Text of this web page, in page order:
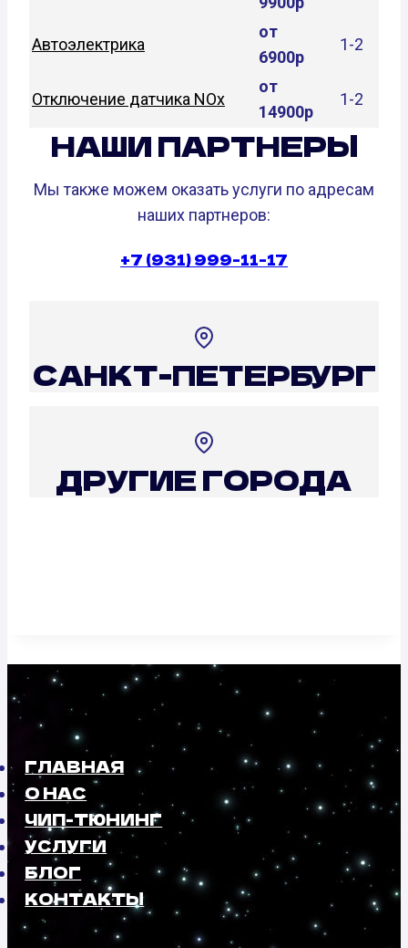
Автоэлектрика
от
6900р
1-2
Отключение датчика NOx
от
14900р
1-2
НАШИ ПАРТНЕРЫ
Мы также можем оказать услуги по адресам
наших партнеров:
+7 (931) 999-11-17
САНКТ-ПЕТЕРБУРГ
ДРУГИЕ ГОРОДА
ГЛАВНАЯ
О НАС
ЧИП-ТЮНИНГ
УСЛУГИ
БЛОГ
КОНТАКТЫ